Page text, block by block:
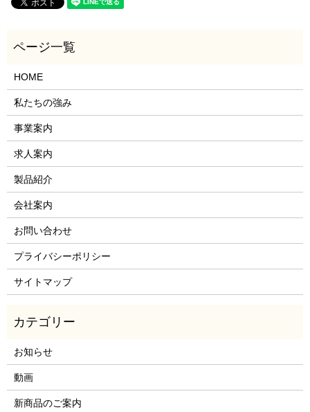
HOME
私たちの強み
事業案内
求人案内
製品紹介
会社案内
お問い合わせ
プライバシーポリシー
サイトマップ
お知らせ
動画
新商品のご案内